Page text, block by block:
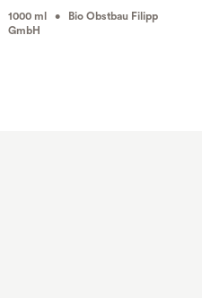
1000 ml • Bio Obstbau Filipp
GmbH